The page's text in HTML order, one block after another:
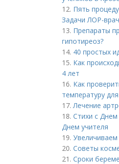
12. Пять
Задачи ЛОР-
13. Препараты
гипотиреоз?
14. 40 простых
15. Как
4 лет
16. Как
температуру
17.Лечение
18. Стихи с Днем
Днем учителя
19.
20. Советы
21. Сроки